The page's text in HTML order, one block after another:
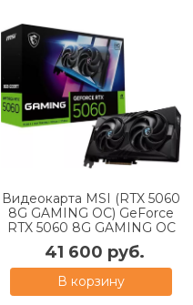
Видеокарта MSI (RTX 5060
8G GAMING OC) GeForce
RTX 5060 8G GAMING OC
41 600 руб.
В корзину